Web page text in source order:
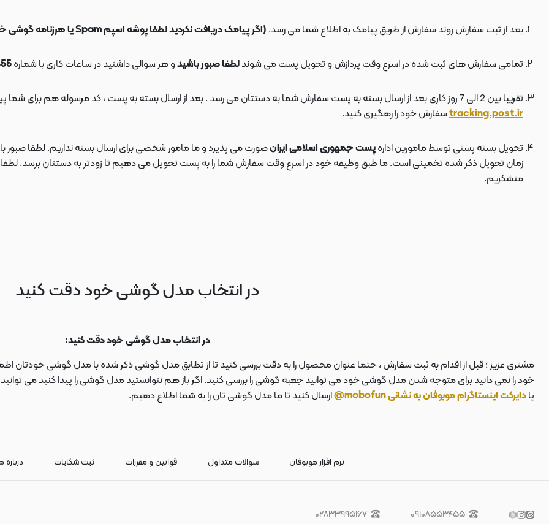
بعد از ثبت سفارش روند سفارش از طریق پیامک به اطلاع شما می رسد. (اگر پیامک دریافت نکردید لطفا پوشه اسپم Spam یا هرزنامه گوشی خود را چک کنید)
تمامی سفارش های ثبت شده در اسرع وقت پردازش و تحویل پست می شوندلطفا صبور باشیدو هر سوالی داشتید در ساعات کاری با شماره
تقریبا بین 2 الی 7 روز کاری بعد از ارسال بسته به پست سفارش شما به دستتان می رسد . بعد از ارسال بسته به پست ، کد مرسوله هم برای شما پیامک می شود که توسط آن می توانید در سایت پست به نشانی
tracking.post.irسفارش خود را رهگیری کنید.
تحویل بسته پستی توسط مامورین ادارهپست جمهوری اسلامی ایرانصورت می پذیرد و ما مامور شخصی برای ارسال بسته نداریم. لطفا صبور
زمان تحویل ذکر شده تخمینی است. ما طبق وظیفه خود در اسرع وقت سفارش شما را به پست تحویل می دهیم تا زودتر به دستتان برسد. لطفا در
متشکریم.
در انتخاب مدل گوشی خود دقت کنید
در انتخاب مدل گوشی خود دقت کنید:
مشتری عزیز ؛ قبل از اقدام به ثبت سفارش ، حتما عنوان محصول را به دقت بررسی کنید تا از تطابق مدل گوشی ذکر شده با مدل گوشی خودتان
خود را نمی دانید برای متوجه شدن مدل گوشی خود می توانید جعبه گوشی را بررسی کنید. اگر باز هم نتوانستید مدل گوشی را پیدا کنید می
یادایرکت اینستاگرام موبوفان به نشانی mobofun@ ارسال کنید تا ما مدل گوشی تان را به شما اطلاع دهیم.
نرم افزار موبوفان سوالات متداول قوانین و مقررات ثبت شکایات درباره
۰۹۱۰۸۵۵۳۴۵۵ ۰۲۸۳۳۹۹۵۱۶۷